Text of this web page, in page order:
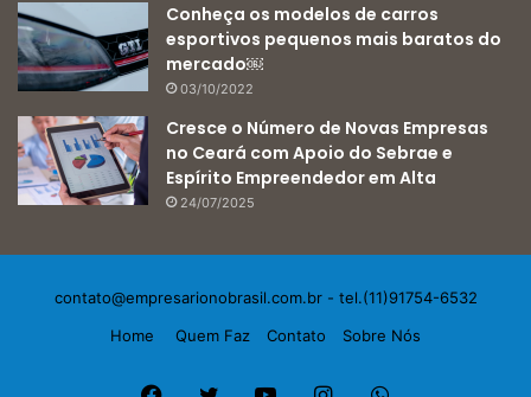
Conheça os modelos de carros
esportivos pequenos mais baratos do
mercado￼
03/10/2022
Cresce o Número de Novas Empresas
no Ceará com Apoio do Sebrae e
Espírito Empreendedor em Alta
24/07/2025
contato@empresarionobrasil.com.br- tel.(11)91754-6532
Home
Quem Faz Contato Sobre Nós